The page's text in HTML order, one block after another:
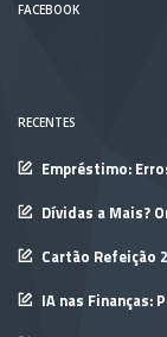
FACEBOOK
RECENTES
Empréstimo:
Dívidas a Mais?
Cartão Refeição
IA nas Finanças: